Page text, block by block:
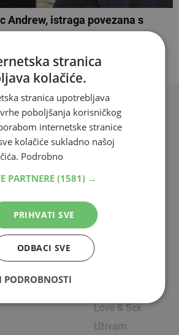
Andrew, istraga povezana s
SPORT
Nogomet
Košarka
Rukomet
Borilački sportovi
Tenis
SHOW
Napredujem
Uređujem
Zanimljivosti
Party
Love & Sex
Uživam
stranica
kolačiće.
stranica upotrebljava
poboljšanja korisničkog
internetske stranice
kolačiće sukladno našoj
Podrobno
PARTNERE (1581) →
PRIHVATI SVE
ODBACI SVE
PODROBNOSTI